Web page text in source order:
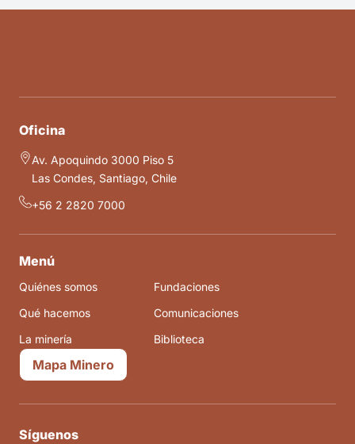
Oficina
Av. Apoquindo 3000 Piso 5
Las Condes, Santiago, Chile
+56 2 2820 7000
Menú
Quiénes somos
Qué hacemos
La minería
Fundaciones
Comunicaciones
Biblioteca
Mapa Minero
Síguenos